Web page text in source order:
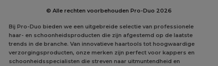
© Alle rechten voorbehouden Pro-Duo 2026
Bij Pro-Duo bieden we een uitgebreide selectie van professionele
haar- en schoonheidsproducten die zijn afgestemd op de laatste
trends in de branche. Van innovatieve haartools tot hoogwaardige
verzorgingsproducten, onze merken zijn perfect voor kappers en
schoonheidsspecialisten die streven naar uitmuntendheid en